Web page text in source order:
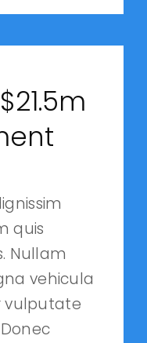
quis
Nullam
vehicula
vulputate